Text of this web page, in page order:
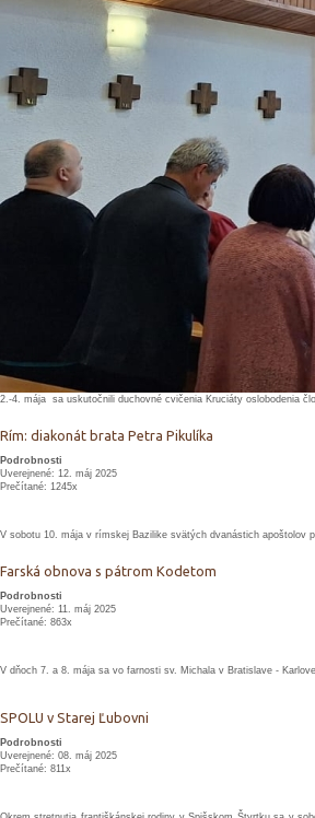
2.-4. mája sa uskutočnili duchovné cvičenia Kruciáty oslobodenia
Rím: diakonát brata Petra Pikulíka
Podrobnosti
Uverejnené: 12. máj 2025
Prečítané: 1245x
V sobotu 10. mája v rímskej Bazilike svätých dvanástich apoštolov
Farská obnova s pátrom Kodetom
Podrobnosti
Uverejnené: 11. máj 2025
Prečítané: 863x
V dňoch 7. a 8. mája sa vo farnosti sv. Michala v Bratislave -
SPOLU v Starej Ľubovni
Podrobnosti
Uverejnené: 08. máj 2025
Prečítané: 811x